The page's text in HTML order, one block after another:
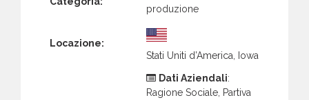
produzione
Locazione:
Stati Uniti d’America, Iowa
Dati Aziendali:
Ragione Sociale, Partiva